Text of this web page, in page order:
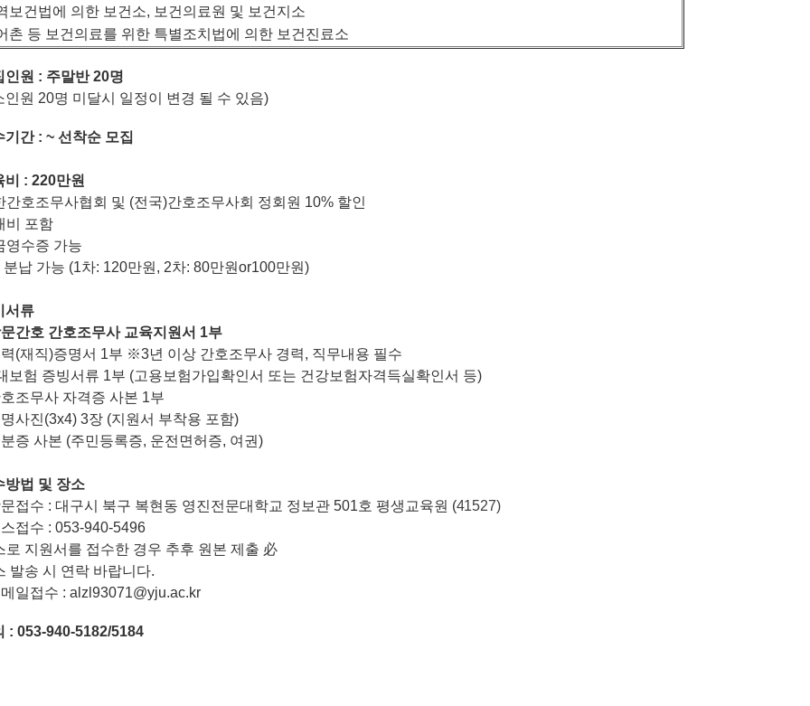
보건법에 의한 보건소, 보건의료원 및 보건지소
촌 등 보건의료를 위한 특별조치법에 의한 보건진료소
인원 : 주말반 20명
원 20명 미달시 일정이 변경 될 수 있음)
기간 : ~ 선착순 모집
: 220만원
간호조무사협회 및 (전국)간호조무사회 정회원 10% 할인
포함
수증 가능
납 가능 (1차: 120만원, 2차: 80만원or100만원)
서류
간호 간호조무사 교육지원서 1부
(재직)증명서 1부 ※3년 이상 간호조무사 경력, 직무내용 필수
보험 증빙서류 1부 (고용보험가입확인서 또는 건강보험자격득실확인서 등)
조무사 자격증 사본 1부
사진(3x4) 3장 (지원서 부착용 포함)
증 사본 (주민등록증, 운전면허증, 여권)
방법 및 장소
접수 : 대구시 북구 복현동 영진전문대학교 정보관 501호 평생교육원 (41527)
접수 : 053-940-5496
로 지원서를 접수한 경우 추후 원본 제출 必
발송 시 연락 바랍니다.
일접수 : alzl93071@yju.ac.kr
: 053-940-5182/5184